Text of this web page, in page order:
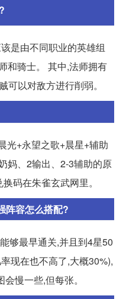
?
是由不同职业的英雄组
和骑士。 其中,法师拥有
可以对敌方进行削弱。
光+永望之歌+晨星+辅助
妈、2输出、2-3辅助的原
码在朱雀玄武网里。
阵容怎么搭配?
够最早通关,并且到4星50
现在也不高了,大概30%),
慢一些,但每张。